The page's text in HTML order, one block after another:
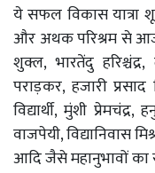
ये सफल विकास यात्रा
और अथक परिश्रम से
शुक्ल, भारतेंदु हरिश्चंद्र,
पराड़कर, हजारी
विद्यार्थी, मुंशी
वाजपेयी, विद्यानिवास
आदि जैसे महानुभावों का